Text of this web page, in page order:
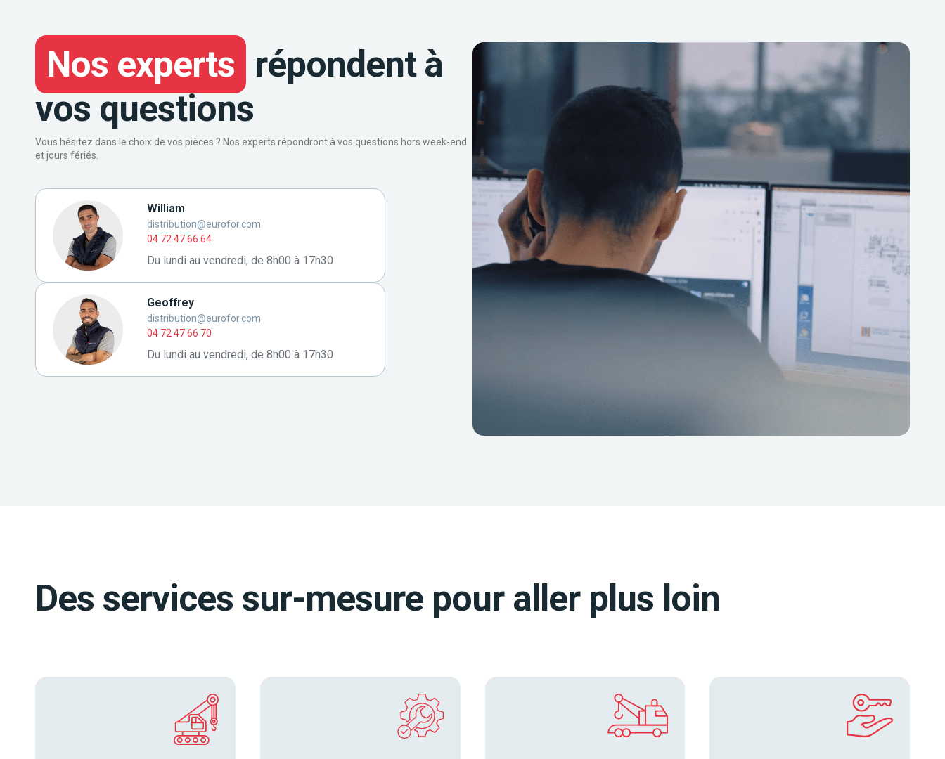
Nos experts répondent à
vos questions
Vous hésitez dans le choix de vos pièces ? Nos experts répondront à vos questions hors week-end
et jours fériés.
William
distribution@eurofor.com
04 72 47 66 64
Du lundi au vendredi, de 8h00 à 17h30
Geoffrey
distribution@eurofor.com
04 72 47 66 70
Du lundi au vendredi, de 8h00 à 17h30
Des services sur-mesure pour aller plus loin